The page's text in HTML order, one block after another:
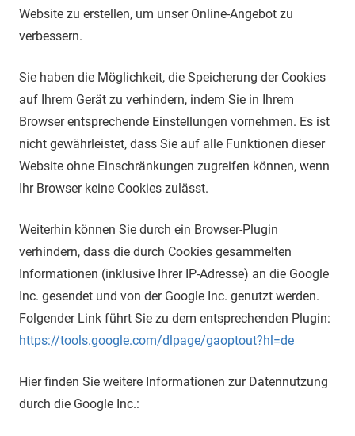
Website zu erstellen, um unser Online-Angebot zu
verbessern.
Sie haben die Möglichkeit, die Speicherung der Cookies
auf Ihrem Gerät zu verhindern, indem Sie in Ihrem
Browser entsprechende Einstellungen vornehmen. Es ist
nicht gewährleistet, dass Sie auf alle Funktionen dieser
Website ohne Einschränkungen zugreifen können, wenn
Ihr Browser keine Cookies zulässt.
Weiterhin können Sie durch ein Browser-Plugin
verhindern, dass die durch Cookies gesammelten
Informationen (inklusive Ihrer IP-Adresse) an die Google
Inc. gesendet und von der Google Inc. genutzt werden.
Folgender Link führt Sie zu dem entsprechenden Plugin:
https://tools.google.com/dlpage/gaoptout?hl=de
Hier finden Sie weitere Informationen zur Datennutzung
durch die Google Inc.: